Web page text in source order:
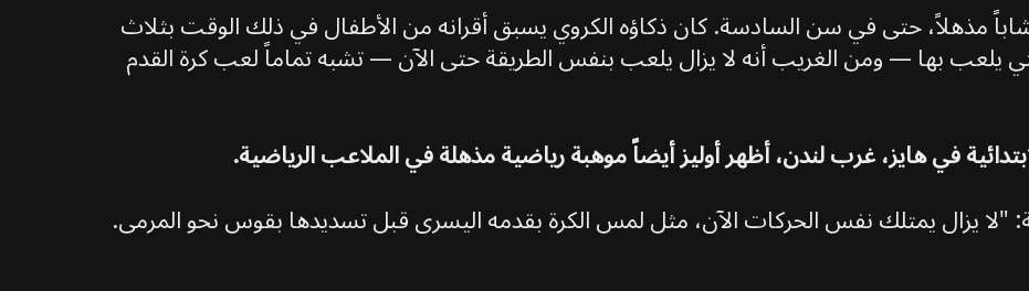
مذهلاً، حتى في سن السادسة. كان ذكاؤه الكروي يسبق أقرانه من الأطفال في ذلك الوقت بثلاث
يلعب بها — ومن الغريب أنه لا يزال يلعب بنفس الطريقة حتى الآن — تشبه تماماً لعب كرة القدم
في هايز، غرب لندن، أظهر أوليز أيضاً موهبة رياضية مذهلة في الملاعب الرياضية.
"لا يزال يمتلك نفس الحركات الآن، مثل لمس الكرة بقدمه اليسرى قبل تسديدها بقوس نحو المرمى.